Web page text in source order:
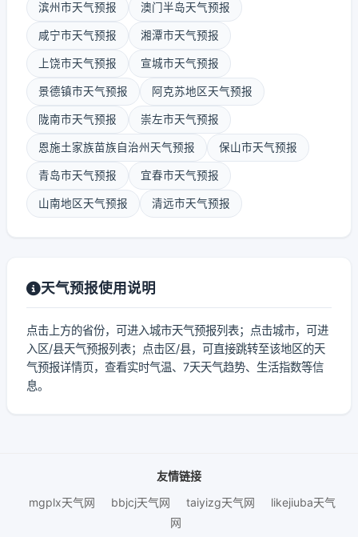
滨州市天气预报 澳门半岛天气预报
咸宁市天气预报 湘潭市天气预报
上饶市天气预报 宣城市天气预报
景德镇市天气预报 阿克苏地区天气预报
陇南市天气预报 崇左市天气预报
恩施土家族苗族自治州天气预报 保山市天气预报
青岛市天气预报 宜春市天气预报
山南地区天气预报 清远市天气预报
天气预报使用说明
点击上方的省份，可进入城市天气预报列表；点击城市，可进
入区/县天气预报列表；点击区/县，可直接跳转至该地区的天
气预报详情页，查看实时气温、7天天气趋势、生活指数等信
息。
友情链接
mgplx天气网
bbjcj天气网 taiyizg天气网
likejiuba天气
网